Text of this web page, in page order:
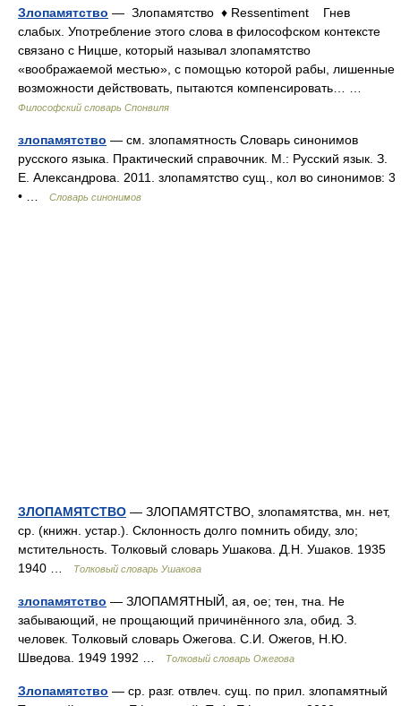
Злопамятство — Злопамятство ♦ Ressentiment Гнев
слабых. Употребление этого слова в философском контексте
связано с Ницше, который называл злопамятство
«воображаемой местью», с помощью которой рабы, лишенные
возможности действовать, пытаются компенсировать… …
Философский словарь Спонвиля
злопамятство — см. злопамятность Словарь синонимов
русского языка. Практический справочник. М.: Русский язык. З.
Е. Александрова. 2011. злопамятство сущ., кол во синонимов: 3
• …
Словарь синонимов
ЗЛОПАМЯТСТВО — ЗЛОПАМЯТСТВО, злопамятства, мн. нет,
ср. (книжн. устар.). Склонность долго помнить обиду, зло;
мстительность. Толковый словарь Ушакова. Д.Н. Ушаков. 1935
1940 …
Толковый словарь Ушакова
злопамятство — ЗЛОПАМЯТНЫЙ, ая, ое; тен, тна. Не
забывающий, не прощающий причинённого зла, обид. З.
человек. Толковый словарь Ожегова. С.И. Ожегов, Н.Ю.
Шведова. 1949 1992 …
Толковый словарь Ожегова
Злопамятство — ср. разг. отвлеч. сущ. по прил. злопамятный